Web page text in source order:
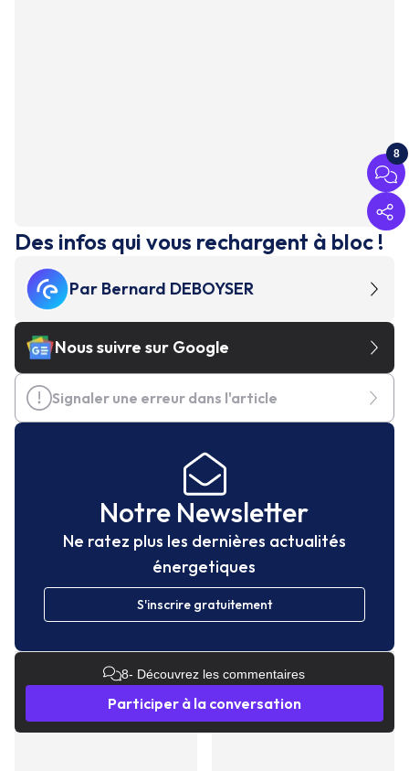
8
Des infos qui vous rechargent à bloc !
Par Bernard DEBOYSER
Nous suivre sur Google
Signaler une erreur dans l'article
Notre Newsletter
Ne ratez plus les dernières actualités
énergetiques
S'inscrire gratuitement
8- Découvrez les commentaires
Participer à la conversation